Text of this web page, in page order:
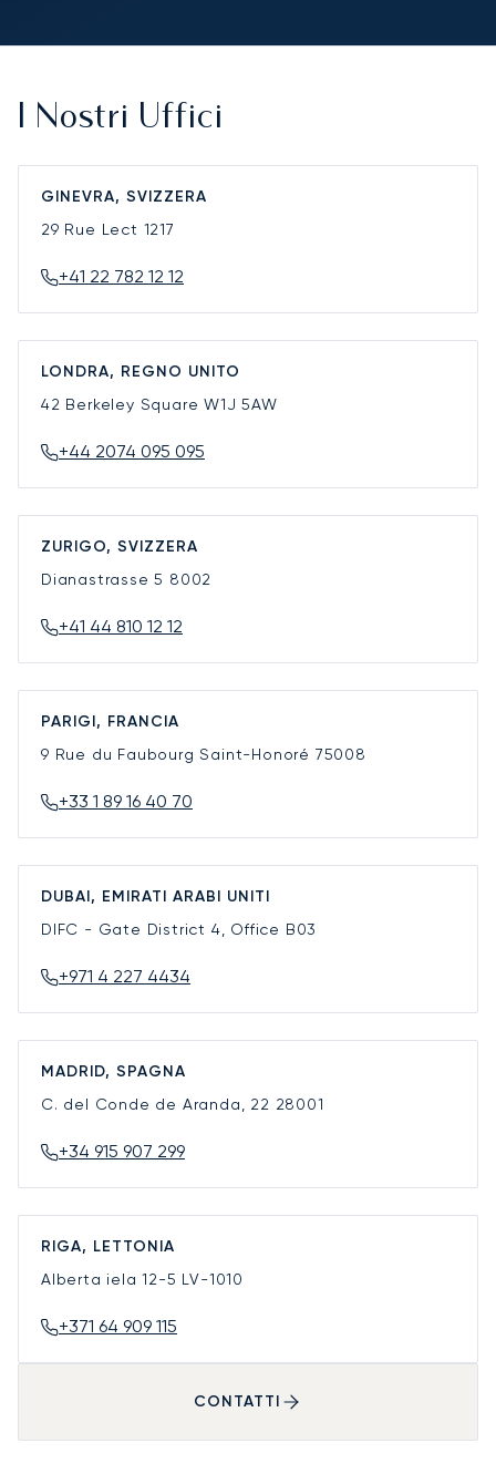
I Nostri Uffici
GINEVRA, SVIZZERA
29 Rue Lect 1217
+41 22 782 12 12
LONDRA, REGNO UNITO
42 Berkeley SquareW1J 5AW
+44 2074 095 095
ZURIGO, SVIZZERA
Dianastrasse 5 8002
+41 44 810 12 12
PARIGI, FRANCIA
9 Rue du Faubourg Saint-Honoré 75008
+33 1 89 16 40 70
DUBAI, EMIRATI ARABI UNITI
DIFC - Gate District 4, Office B03
+971 4 227 4434
MADRID, SPAGNA
C. del Conde de Aranda, 22 28001
+34 915 907 299
RIGA, LETTONIA
Alberta iela 12-5 LV-1010
+371 64 909 115
CONTATTI